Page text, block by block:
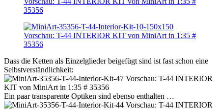
Dass die Ketten als Einzelglieder beigefügt sind ist fast schon eine
Selbstverständlichkeit:
Ein paar transparente Optiken sind ebenso enthalten …